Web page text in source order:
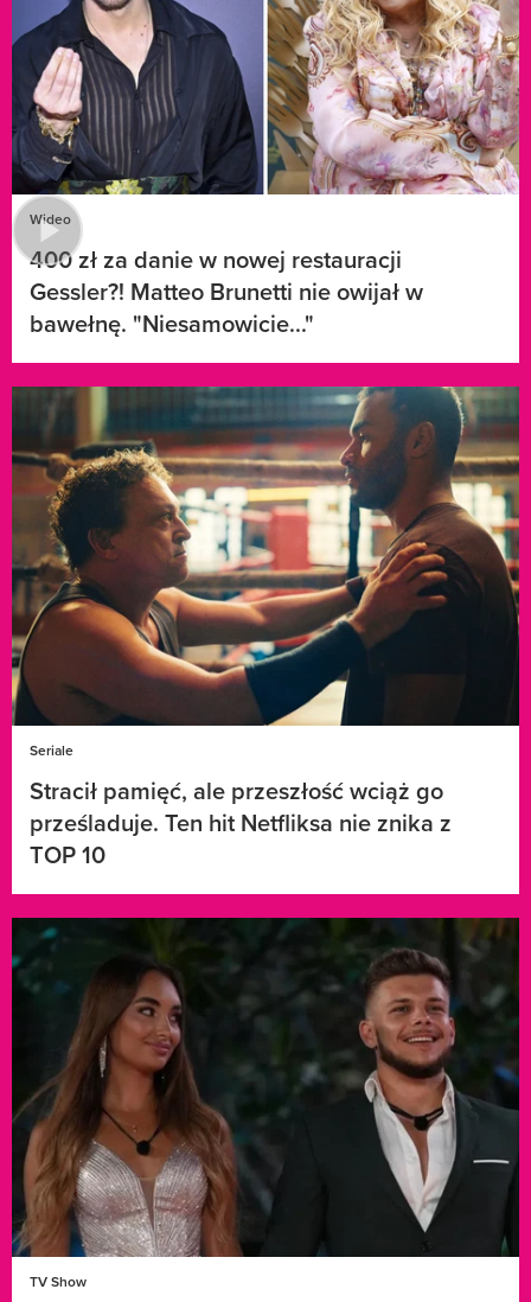
Wideo
400 zł za danie w nowej restauracji
Gessler?! Matteo Brunetti nie owijał w
bawełnę. "Niesamowicie..."
Seriale
Stracił pamięć, ale przeszłość wciąż go
prześladuje. Ten hit Netfliksa nie znika z
TOP 10
TV Show